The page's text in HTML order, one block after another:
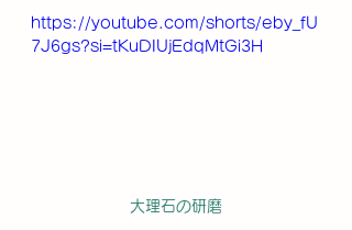
https://youtube.com/shorts/eby_fU
7J6gs?si=tKuDIUjEdqMtGi3H
大理石の研磨